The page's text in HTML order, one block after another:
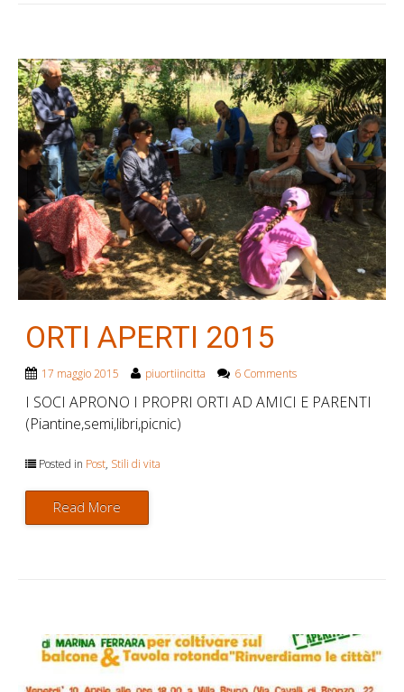
ORTI APERTI 2015
17 maggio 2015 piuortiincitta 6 Comments
I SOCI APRONO I PROPRI ORTI AD AMICI E PARENTI
(Piantine,semi,libri,picnic)
Posted in Post, Stili di vita
Read More